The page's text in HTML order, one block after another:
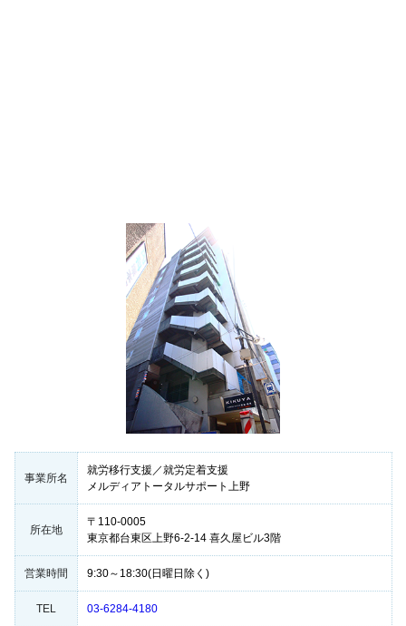
事業所名
就労移行支援／就労定着支援
メルディアトータルサポート上野
所在地
〒110-0005
東京都台東区上野6-2-14 喜久屋ビル3階
営業時間 9:30～18:30(日曜日除く)
TEL 03-6284-4180